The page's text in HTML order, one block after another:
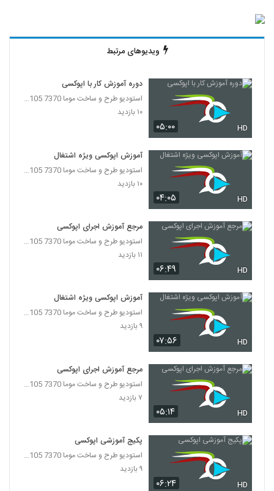
ویدیوهای مرتبط
۰۵:۰۰ HD
دوره آموزش کار با اپوکسی
استودیو طرح و ساخت موما 7370 7105-021
۱۰ بازدید
۰۴:۰۵ HD
آموزش اپوکسی ویژه اشتغال
استودیو طرح و ساخت موما 7370 7105-021
۱۰ بازدید
۰۶:۴۹ HD
مرجع آموزش اجرای اپوکسی
استودیو طرح و ساخت موما 7370 7105-021
۱۱ بازدید
۰۷:۵۶ HD
آموزش اپوکسی ویژه اشتغال
استودیو طرح و ساخت موما 7370 7105-021
۹ بازدید
۰۵:۱۴ HD
مرجع آموزش اجرای اپوکسی
استودیو طرح و ساخت موما 7370 7105-021
۷ بازدید
۰۶:۲۴ HD
پکیج آموزشی اپوکسی
استودیو طرح و ساخت موما 7370 7105-021
۹ بازدید